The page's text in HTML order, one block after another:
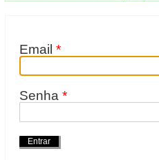
Email *
Senha *
Ações